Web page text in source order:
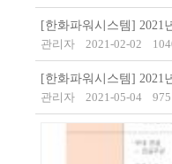
[한화파워시스템] 2021
관리자
2021-02-02
[한화파워시스템] 2021
관리자
2021-05-04 975